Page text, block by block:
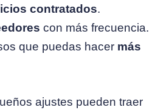
contratados.
con más frecuencia.
que puedas hacer más
ajustes pueden traer